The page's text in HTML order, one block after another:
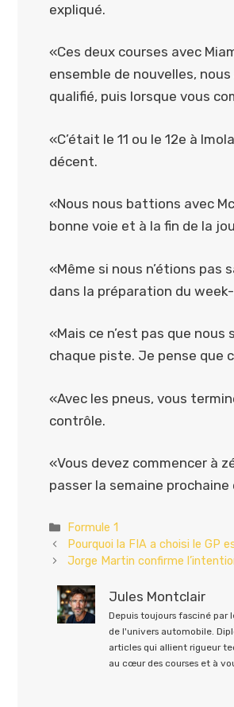
expliqué.
«Ces deux courses avec
ensemble de nouvelles,
qualifié, puis lorsque vous
«C’était le 11 ou le 12e à
décent.
«Nous nous battions avec
bonne voie et à la fin de la
«Même si nous n’étions
dans la préparation du
«Mais ce n’est pas que
chaque piste. Je pense que
«Avec les pneus, vous
contrôle.
«Vous devez commencer à
passer la semaine
Catégories
Formule 1
Pourquoi la FIA a choisi le GP
Jorge Martin confirme
Jules Montclair
Depuis toujours fasciné par
de l'univers automobile.
articles qui allient rigueur
au cœur des courses et à